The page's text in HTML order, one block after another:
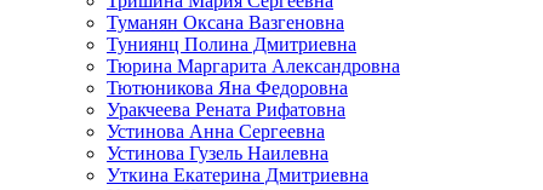
Туманян Оксана Вазгеновна
Туниянц Полина Дмитриевна
Тюрина Маргарита Александровна
Тютюникова Яна Федоровна
Уракчеева Рената Рифатовна
Устинова Анна Сергеевна
Устинова Гузель Наилевна
Уткина Екатерина Дмитриевна